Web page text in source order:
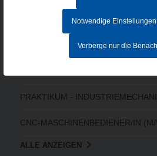
Notwendige
Verberge nur die
MITARBEITER IM
CNC-FACHKRAFT (M/W/D)
PRAKTIKUM -
CNC-MASCHINENBEDIENER/IN (M/
ALLE ANZEIGEN